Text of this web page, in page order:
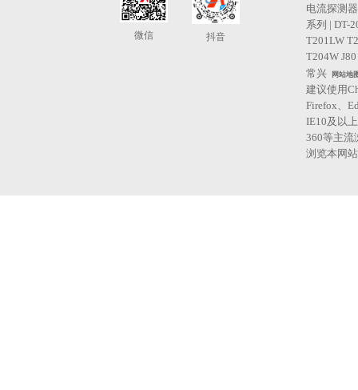
微信 抖音
电流探测
系列 | DT-
T201LW
T204W
常兴
网站地
建议使用
Firefox、
IE10及以
360等主流
浏览本网站